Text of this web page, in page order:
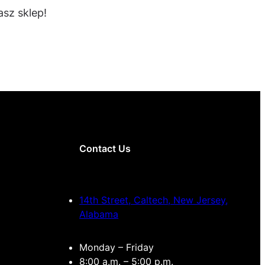
sklep!
Contact Us
14th Street, Caltech, New Jersey,
Alabama
Monday – Friday
8:00 a.m. – 5:00 p.m.